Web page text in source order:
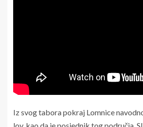
Iz svog tabora pokraj Lomnice